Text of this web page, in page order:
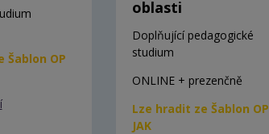
Šablon OP
oblasti
Doplňující pedagogické
studium
ONLINE + prezenčně
Lze hradit ze Šablon OP
JAK